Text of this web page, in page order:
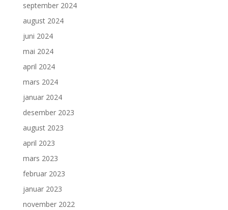
september 2024
august 2024
juni 2024
mai 2024
april 2024
mars 2024
januar 2024
desember 2023
august 2023
april 2023
mars 2023
februar 2023
januar 2023
november 2022